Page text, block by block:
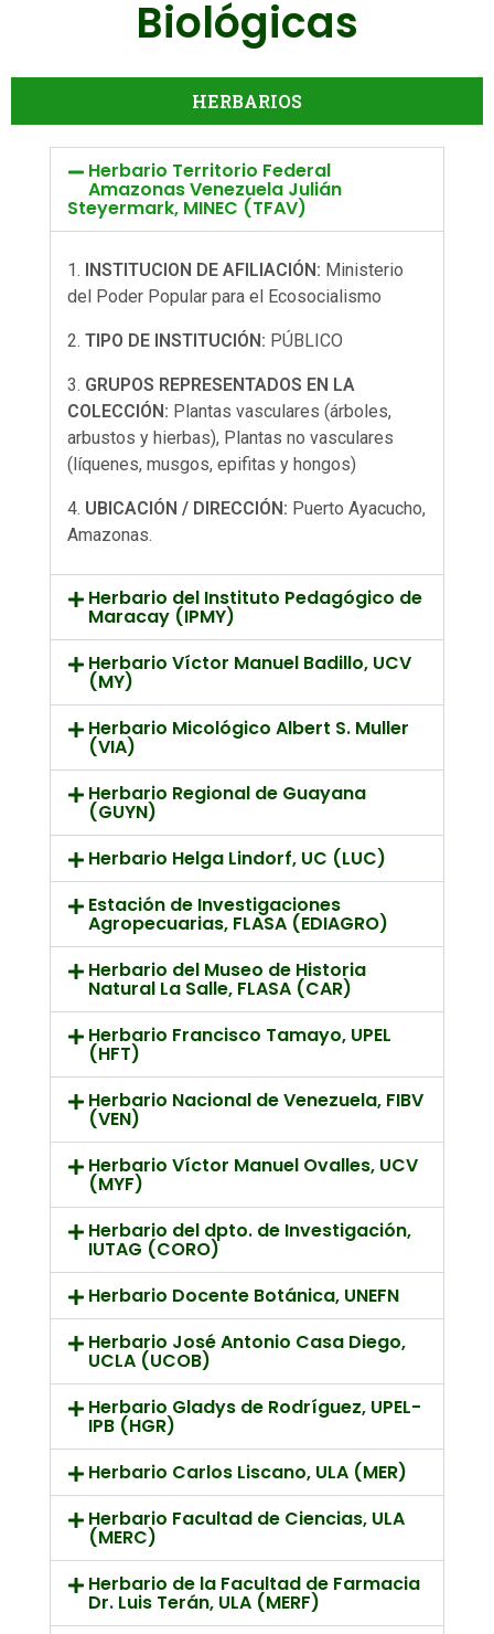
Líquenes
Manglares
Matorrales
Selvas y Bosques
Tepuyes
Contacto
Iniciar sesión
Registro
Biológicas
HERBARIOS
Herbario Territorio Federal
Amazonas Venezuela Julián
Steyermark, MINEC (TFAV)
INSTITUCION DE AFILIACIÓN: Ministerio
del Poder Popular para el Ecosocialismo
TIPO DE INSTITUCIÓN: PÚBLICO
GRUPOS REPRESENTADOS EN LA
COLECCIÓN: Plantas vasculares (árboles,
arbustos y hierbas), Plantas no vasculares
(líquenes, musgos, epifitas y hongos)
UBICACIÓN / DIRECCIÓN: Puerto Ayacucho,
Amazonas.
Herbario del Instituto Pedagógico de
Maracay (IPMY)
Herbario Víctor Manuel Badillo, UCV
(MY)
Herbario Micológico Albert S. Muller
(VIA)
Herbario Regional de Guayana
(GUYN)
Herbario Helga Lindorf, UC (LUC)
Estación de Investigaciones
Agropecuarias, FLASA (EDIAGRO)
Herbario del Museo de Historia
Natural La Salle, FLASA (CAR)
Herbario Francisco Tamayo, UPEL
(HFT)
Herbario Nacional de Venezuela, FIBV
(VEN)
Herbario Víctor Manuel Ovalles, UCV
(MYF)
Herbario del dpto. de Investigación,
IUTAG (CORO)
Herbario Docente Botánica, UNEFN
Herbario José Antonio Casa Diego,
UCLA (UCOB)
Herbario Gladys de Rodríguez, UPEL-
IPB (HGR)
Herbario Carlos Liscano, ULA (MER)
Herbario Facultad de Ciencias, ULA
(MERC)
Herbario de la Facultad de Farmacia
Dr. Luis Terán, ULA (MERF)